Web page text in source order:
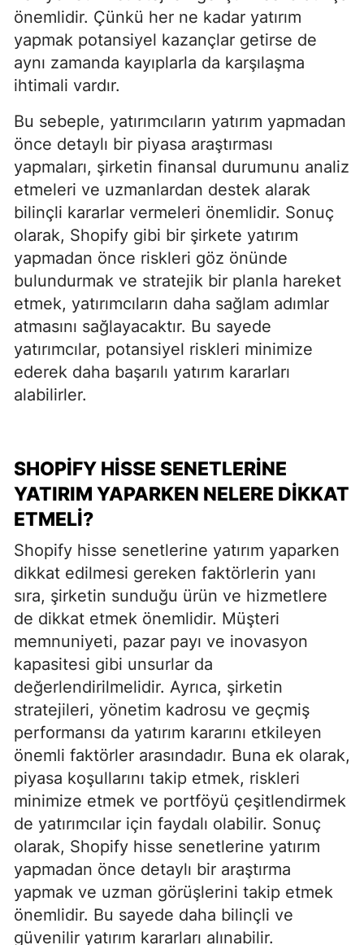
önemlidir. Çünkü her ne kadar yatırım
yapmak potansiyel kazançlar getirse de
aynı zamanda kayıplarla da karşılaşma
ihtimali vardır.
Bu sebeple, yatırımcıların yatırım yapmadan
önce detaylı bir piyasa araştırması
yapmaları, şirketin finansal durumunu analiz
etmeleri ve uzmanlardan destek alarak
bilinçli kararlar vermeleri önemlidir. Sonuç
olarak, Shopify gibi bir şirkete yatırım
yapmadan önce riskleri göz önünde
bulundurmak ve stratejik bir planla hareket
etmek, yatırımcıların daha sağlam adımlar
atmasını sağlayacaktır. Bu sayede
yatırımcılar, potansiyel riskleri minimize
ederek daha başarılı yatırım kararları
alabilirler.
SHOPIFY HISSE SENETLERINE
YATIRIM YAPARKEN NELERE DIKKAT
ETMELI?
Shopify hisse senetlerine yatırım yaparken
dikkat edilmesi gereken faktörlerin yanı
sıra, şirketin sunduğu ürün ve hizmetlere
de dikkat etmek önemlidir. Müşteri
memnuniyeti, pazar payı ve inovasyon
kapasitesi gibi unsurlar da
değerlendirilmelidir. Ayrıca, şirketin
stratejileri, yönetim kadrosu ve geçmiş
performansı da yatırım kararını etkileyen
önemli faktörler arasındadır. Buna ek olarak,
piyasa koşullarını takip etmek, riskleri
minimize etmek ve portföyü çeşitlendirmek
de yatırımcılar için faydalı olabilir. Sonuç
olarak, Shopify hisse senetlerine yatırım
yapmadan önce detaylı bir araştırma
yapmak ve uzman görüşlerini takip etmek
önemlidir. Bu sayede daha bilinçli ve
güvenilir yatırım kararları alınabilir.